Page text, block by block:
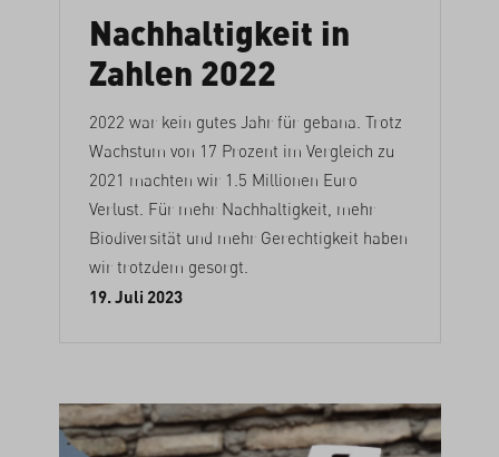
Nachhaltigkeit in
Zahlen 2022
2022 war kein gutes Jahr für gebana. Trotz
Wachstum von 17 Prozent im Vergleich zu
2021 machten wir 1.5 Millionen Euro
Verlust. Für mehr Nachhaltigkeit, mehr
Biodiversität und mehr Gerechtigkeit haben
wir trotzdem gesorgt.
19. Juli 2023